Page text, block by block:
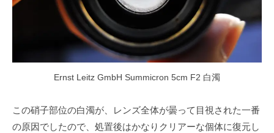
Ernst Leitz GmbH Summicron 5cm F2 白濁
この硝子部位の白濁が、レンズ全体が曇って目視された一番
の原因でしたので、処置後はかなりクリアーな個体に復元し